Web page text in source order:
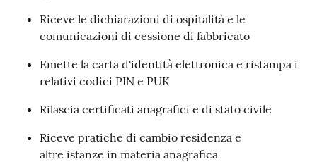
Riceve le dichiarazioni di ospitalità e le
comunicazioni di cessione di fabbricato
Emette la carta d'identità elettronica e ristampa i
relativi codici PIN e PUK
Rilascia certificati anagrafici e di stato civile
Riceve pratiche di cambio residenza e
altre istanze in materia anagrafica